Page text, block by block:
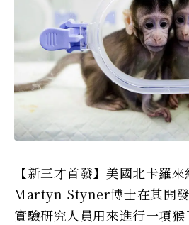
【新三才首發】美國北卡羅
Martyn Styner博士在其開
實驗研究人員用來進行一項